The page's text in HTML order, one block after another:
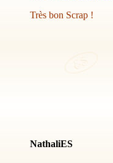
Très bon Scrap !
NathaliES